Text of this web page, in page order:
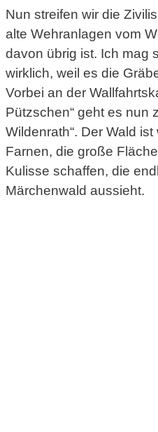
Nun streifen wir die
alte Wehranlagen vom
davon übrig ist. Ich mag
wirklich, weil es die
Vorbei an der
Pützschen“ geht es nun
Wildenrath“. Der Wald
Farnen, die große
Kulisse schaffen, die
Märchenwald aussieht.